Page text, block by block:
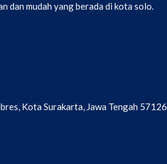
dan mudah yang berada di kota solo.
Kota Surakarta, Jawa Tengah 57126